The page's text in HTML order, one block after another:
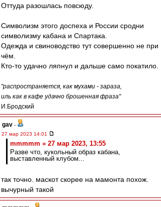
Оттуда разошлась повсюду.
Символизм этого доспеха и России сродни
символизму кабана и Спартака.
Одежда и свиноводство тут совершенно не при
чём.
Кто-то удачно ляпнул и дальше само покатило.
"распространяется, как мухами - зараза,
иль как в кафе удачно брошенная фраза"
И.Бродский
gav -
27 мар 2023 14:01
mmmmm » 27 мар 2023, 13:55
Разве что, кукольный образ кабана,
выставленный клубом...
так точно. маскот скорее на мамонта похож.
вычурный такой